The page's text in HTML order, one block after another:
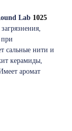
Lab 1025
сальные нити и
керамиды,
аромат